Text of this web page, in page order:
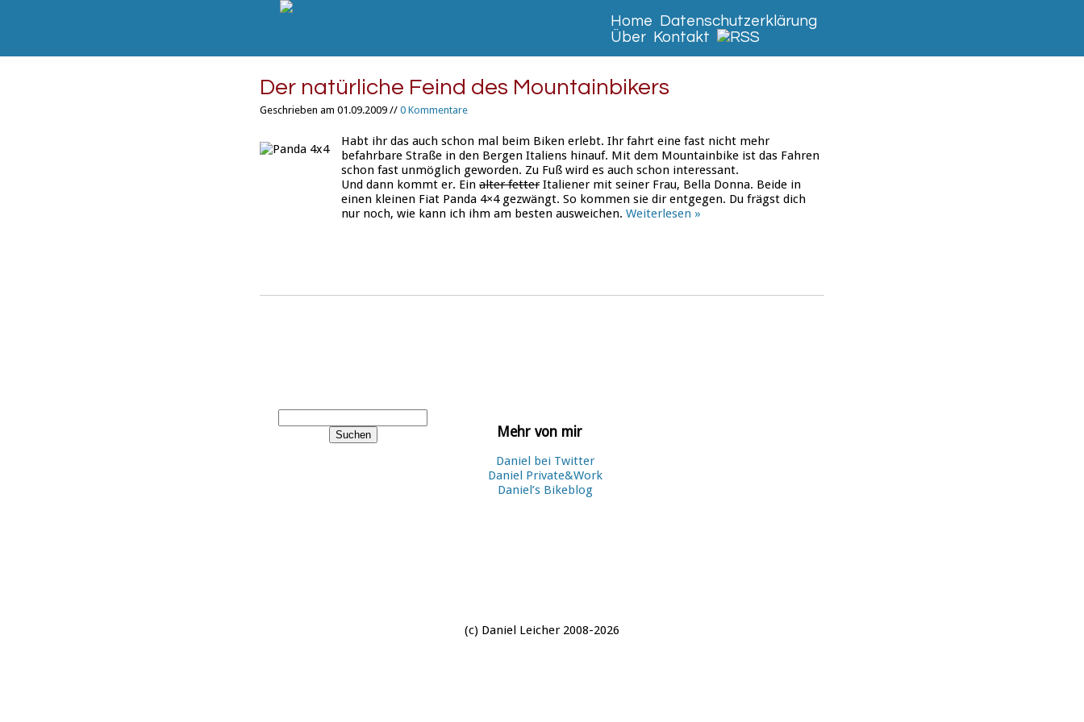
Home
Datenschutzerklärung
Über Kontakt
Der natürliche Feind des Mountainbikers
Geschrieben am 01.09.2009 // 0 Kommentare
Habt ihr das auch schon mal beim Biken erlebt. Ihr fahrt eine fast nicht mehr
befahrbare Straße in den Bergen Italiens hinauf. Mit dem Mountainbike ist das Fahren
schon fast unmöglich geworden. Zu Fuß wird es auch schon interessant.
Und dann kommt er. Ein alter fetterItaliener mit seiner Frau, Bella Donna. Beide in
einen kleinen Fiat Panda 4×4 gezwängt. So kommen sie dir entgegen. Du frägst dich
nur noch, wie kann ich ihm am besten ausweichen. Weiterlesen »
Mehr von mir
Daniel bei Twitter
Daniel Private&Work
Daniel’s Bikeblog
(c) Daniel Leicher 2008-2026